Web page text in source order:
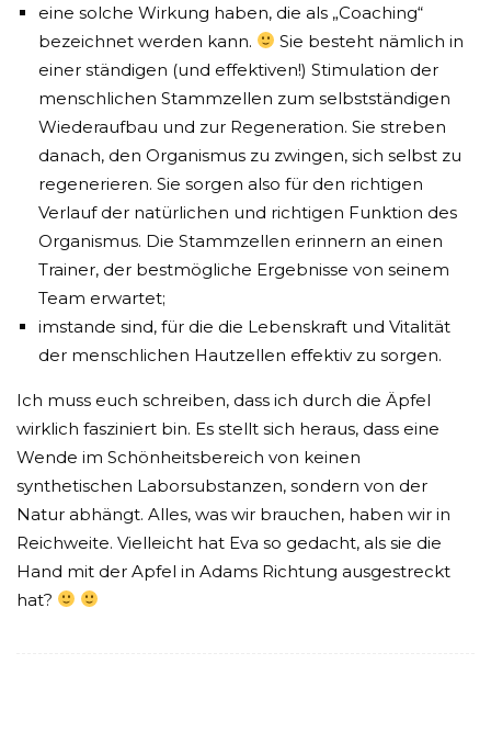
eine solche Wirkung haben, die als „Coaching“
bezeichnet werden kann.
Sie besteht nämlich in
einer ständigen (und effektiven!) Stimulation der
menschlichen Stammzellen zum selbstständigen
Wiederaufbau und zur Regeneration. Sie streben
danach, den Organismus zu zwingen, sich selbst zu
regenerieren. Sie sorgen also für den richtigen
Verlauf der natürlichen und richtigen Funktion des
Organismus. Die Stammzellen erinnern an einen
Trainer, der bestmögliche Ergebnisse von seinem
Team erwartet;
imstande sind, für die die Lebenskraft und Vitalität
der menschlichen Hautzellen effektiv zu sorgen.
Ich muss euch schreiben, dass ich durch die Äpfel
wirklich fasziniert bin. Es stellt sich heraus, dass eine
Wende im Schönheitsbereich von keinen
synthetischen Laborsubstanzen, sondern von der
Natur abhängt. Alles, was wir brauchen, haben wir in
Reichweite. Vielleicht hat Eva so gedacht, als sie die
Hand mit der Apfel in Adams Richtung ausgestreckt
hat?